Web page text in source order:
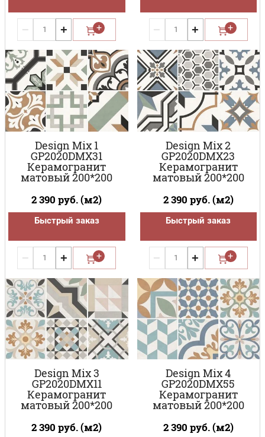
− + − +
Design Mix 1
GP2020DMX31
Керамогранит
матовый 200*200
2 390 руб. (м2)
Быстрый заказ
− +
Design Mix 2
GP2020DMX23
Керамогранит
матовый 200*200
2 390 руб. (м2)
Быстрый заказ
− +
Design Mix 3
GP2020DMX11
Керамогранит
матовый 200*200
2 390 руб. (м2)
Design Mix 4
GP2020DMX55
Керамогранит
матовый 200*200
2 390 руб. (м2)